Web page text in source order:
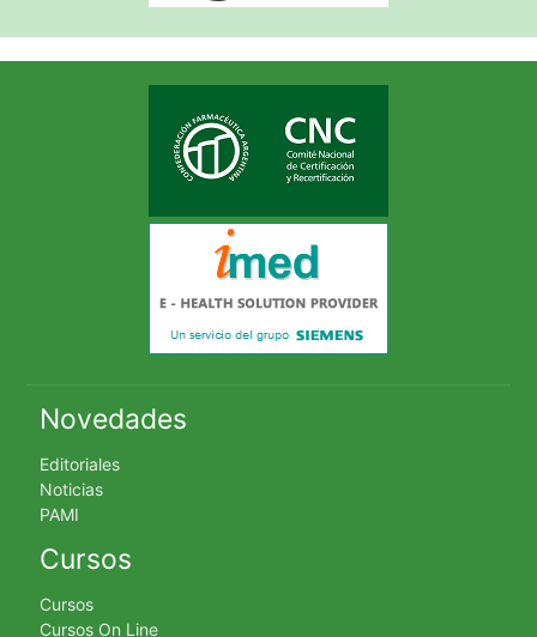
Novedades
Editoriales
Noticias
PAMI
Cursos
Cursos
Cursos On Line